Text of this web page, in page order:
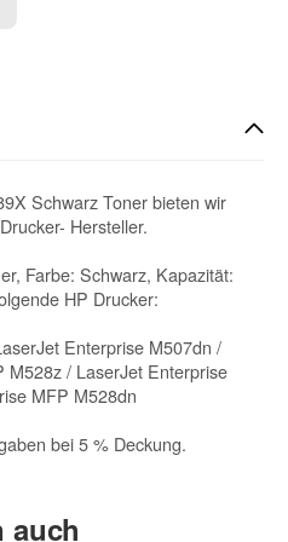
Schwarz Toner bieten wir
Hersteller.
Farbe: Schwarz, Kapazität:
HP Drucker:
Enterprise M507dn /
M528z / LaserJet Enterprise
MFP M528dn
bei 5 % Deckung.
auch